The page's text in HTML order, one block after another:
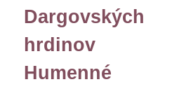
Dargovských
hrdinov
Humenné